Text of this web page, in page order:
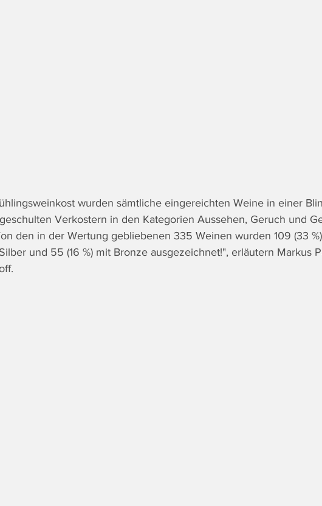
wurden sämtliche eingereichten Weine in einer
Verkostern in den Kategorien Aussehen, Geruch und
den in der Wertung gebliebenen 335 Weinen wurden 109 (33 %)
und 55 (16 %) mit Bronze ausgezeichnet!", erläutern Markus